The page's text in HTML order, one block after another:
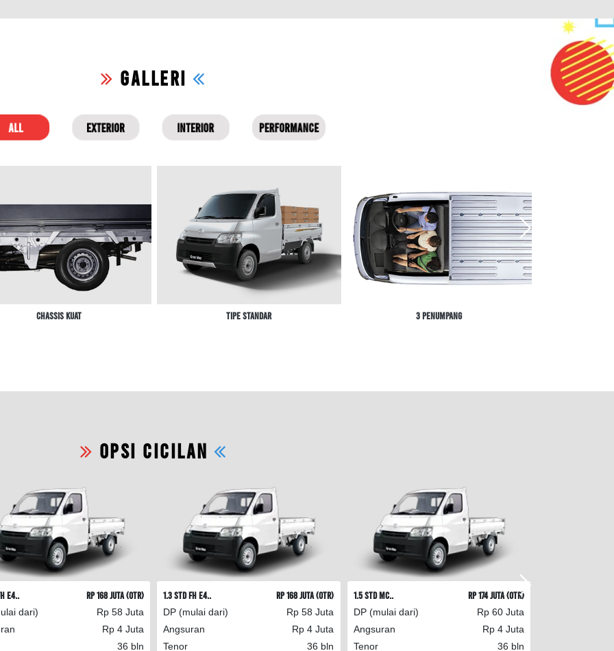
GALLERI
ALL EXTERIOR INTERIOR PERFORMANCE
Chassis Kuat Tipe Standar 3 Penumpang
OPSI CICILAN
E4.. Rp 168 Juta (OTR)
dari)
Rp 58 Juta
Rp 4 Juta
36 bln
1.3 STD FH E4.. Rp 168 Juta (OTR)
DP (mulai dari)
Rp 58 Juta
Angsuran
Rp 4 Juta
Tenor
36 bln
1.5 STD MC.. Rp 174 Juta (OTR)
DP (mulai dari)
Rp 60 Juta
Angsuran
Rp 4 Juta
Tenor
36 bln